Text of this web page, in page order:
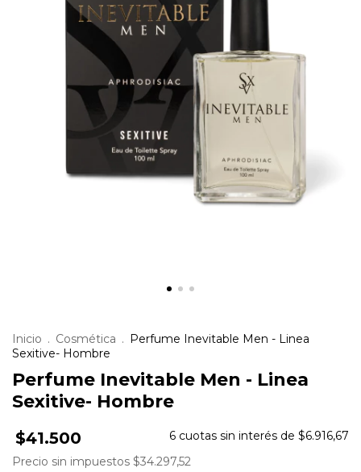
Inicio . Cosmética . Perfume Inevitable Men - Linea
Sexitive- Hombre
Perfume Inevitable Men - Linea
Sexitive- Hombre
$41.500 6 cuotas sin interés de $6.916,67
Precio sin impuestos $34.297,52